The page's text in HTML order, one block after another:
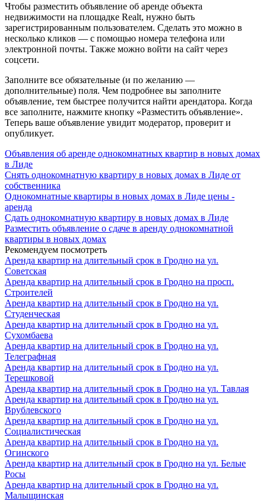
Чтобы разместить объявление об аренде объекта
недвижимости на площадке Realt, нужно быть
зарегистрированным пользователем. Сделать это можно в
несколько кликов — с помощью номера телефона или
электронной почты. Также можно войти на сайт через
соцсети.
Заполните все обязательные (и по желанию —
дополнительные) поля. Чем подробнее вы заполните
объявление, тем быстрее получится найти арендатора. Когда
все заполните, нажмите кнопку «Разместить объявление».
Теперь ваше объявление увидит модератор, проверит и
опубликует.
Объявления об аренде однокомнатных квартир в новых домах
в Лиде
Снять однокомнатную квартиру в новых домах в Лиде от
собственника
Однокомнатные квартиры в новых домах в Лиде цены -
аренда
Сдать однокомнатную квартиру в новых домах в Лиде
Разместить объявление о сдаче в аренду однокомнатной
квартиры в новых домах
Рекомендуем посмотреть
Аренда квартир на длительный срок в Гродно на ул.
Советская
Аренда квартир на длительный срок в Гродно на просп.
Строителей
Аренда квартир на длительный срок в Гродно на ул.
Студенческая
Аренда квартир на длительный срок в Гродно на ул.
Сухомбаева
Аренда квартир на длительный срок в Гродно на ул.
Телеграфная
Аренда квартир на длительный срок в Гродно на ул.
Терешковой
Аренда квартир на длительный срок в Гродно на ул. Тавлая
Аренда квартир на длительный срок в Гродно на ул.
Врублевского
Аренда квартир на длительный срок в Гродно на ул.
Социалистическая
Аренда квартир на длительный срок в Гродно на ул.
Огинского
Аренда квартир на длительный срок в Гродно на ул. Белые
Росы
Аренда квартир на длительный срок в Гродно на ул.
Малыщинская